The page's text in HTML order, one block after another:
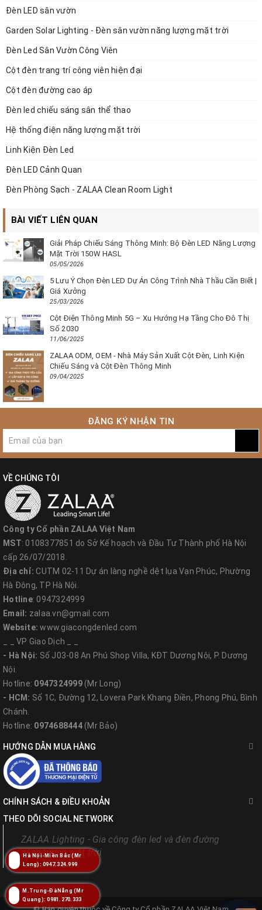
Đèn LED sân vườn
Garden Solar Lighting - Đèn sân vườn năng lượng mặt trời
Đèn Led Sân Vườn Công Viên
Cột đèn trang trí công viên hiện đại
Cột đèn đường cao áp
Đèn led chiếu sáng sân thể thao
Hệ thống điện năng lượng mặt trời
Linh Kiện Đèn Led
Đèn LED Cảnh Quan
Đèn Phòng Sạch - ZALAA Clean Room Light
BÀI VIẾT LIÊN QUAN
Giải Pháp Chiếu Sáng Thông Minh: Bộ Đèn LED Năng Lượng
Mặt Trời 150W HASL
05/05/2026
5 Lưu Ý Chọn Đèn LED Dự Án Công Trình Nhà Thầu Cần Biết |
Giá Xưởng
25/03/2026
Cột Điện Thông Minh 5G – Xu Hướng Hạ Tầng Cho Đô Thị
Số 2030
11/06/2025
ZALAA ODM, OEM - Nhà Máy Sản Xuất Cột Đèn, Linh Kiện
Chiếu Sáng và Cột Đèn Thông Minh
09/04/2025
ĐĂNG KÝ NHẬN TIN
VỀ CHÚNG TÔI
Công ty Cổ phần ZALAA Việt Nam
MST: 0108377851 do Sở Kế hoạch và Đầu Tư Thành phố Hà Nội
cấp 26/07/2018.
Địa chỉ: CUTM 02-11 Dự án làng nghề dệt lụa Vạn Phúc, Phường
Hà Đông, TP Hà Nội.
Hotline: 0947324999
Email: zalaa.vn@gmail.com
Website:www.giacongdenled.com
_ _ VP Giao Dịch _ _
- Hà Nội: Số J03-08 An Phú Shop Villa, KĐT Dương Nội, P. Dương
Nội.
Hotline: 0947324999(Mr Long)
- HCM: Số 1C, Đường 12, Lovera Park Khang Điền, Phong Phú, Bình
Chánh.
Hotline: 0974688444(Mr Bảo)
HƯỚNG DẪN MUA HÀNG
CHÍNH SÁCH & ĐIỀU KHOẢN
THEO DÕI SOCIAL NETWORK
ZALAA Lighting - Gia công đèn led và đèn đường
năng lượng mặt trời
Hà Nội-Miền Bắc (Mr
Long): 0947.324.999
M.Trung-ĐàNẵng (Mr
Quang): 0981.270.333